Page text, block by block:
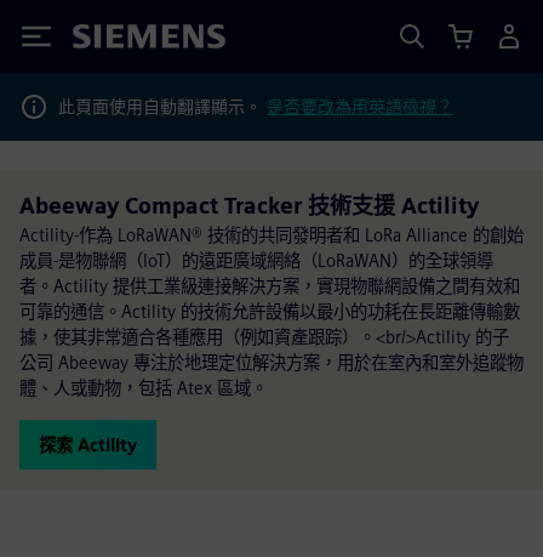
Siemens
此頁面使用自動翻譯顯示。 是否要改為用英語檢視？
Abeeway Compact Tracker 技術支援 Actility
Actility-作為 LoRaWAN® 技術的共同發明者和 LoRa Alliance 的創始
成員-是物聯網（IoT）的遠距廣域網絡（LoRaWAN）的全球領導
者。Actility 提供工業級連接解決方案，實現物聯網設備之間有效和
可靠的通信。Actility 的技術允許設備以最小的功耗在長距離傳輸數
據，使其非常適合各種應用（例如資產跟踪）。<br/>Actility 的子
公司 Abeeway 專注於地理定位解決方案，用於在室內和室外追蹤物
體、人或動物，包括 Atex 區域。
探索 Actility